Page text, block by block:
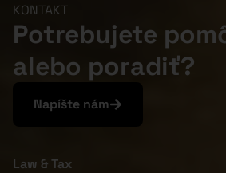
KONTAKT
Potrebujete
alebo poradiť?
Napíšte nám
Law & Tax